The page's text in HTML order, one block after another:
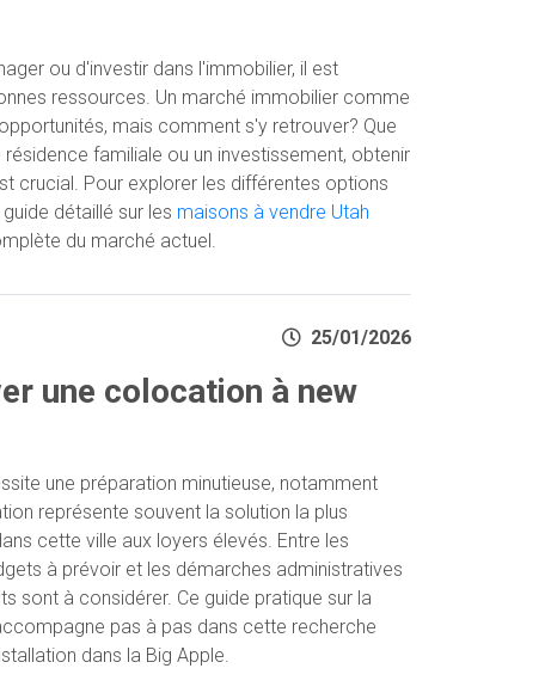
ou d'investir dans l'immobilier, il est
ressources. Un marché immobilier comme
mais comment s'y retrouver? Que
familiale ou un investissement, obtenir
crucial. Pour explorer les différentes options
détaillé sur les maisons à vendre Utah
du marché actuel.
25/01/2026
une colocation à new
une préparation minutieuse, notamment
représente souvent la solution la plus
cette ville aux loyers élevés. Entre les
à prévoir et les démarches administratives
sont à considérer. Ce guide pratique sur la
pas à pas dans cette recherche
dans la Big Apple.